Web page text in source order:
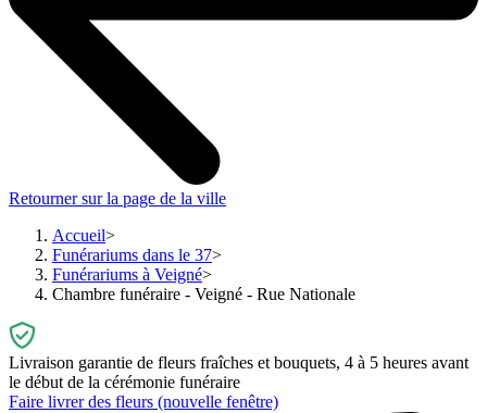
Retourner sur la page de la ville
Accueil
Funérariums dans le 37
Funérariums à Veigné
Chambre funéraire - Veigné - Rue Nationale
Livraison garantie de fleurs fraîches et bouquets, 4 à 5 heures avant
le début de la cérémonie funéraire
Faire livrer des fleurs (nouvelle fenêtre)